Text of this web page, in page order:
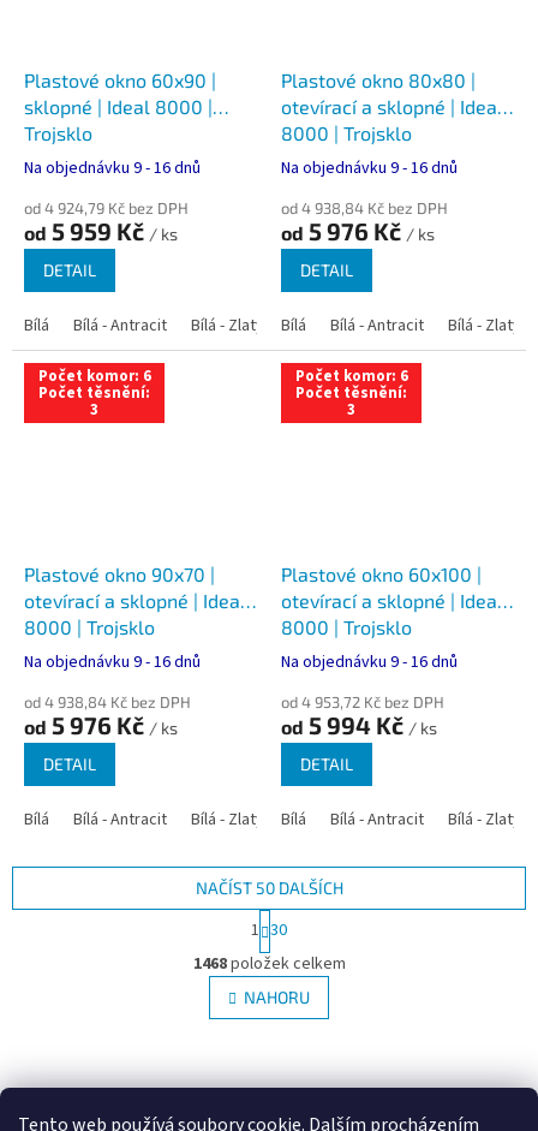
Tento web používá soubory cookie. Dalším procházením
Plastové okno 60x90 |
sklopné | Ideal 8000 |
Trojsklo
Na objednávku 9 - 16 dnů
od 4 924,79 Kč bez DPH
od 5 959 Kč / ks
DETAIL
Bílá Bílá - Antracit Bílá - Zlatý dub Bílá - Tmavý dub Bílá -
Plastové okno 80x80 |
otevírací a sklopné | Ideal
8000 | Trojsklo
Na objednávku 9 - 16 dnů
od 4 938,84 Kč bez DPH
od 5 976 Kč / ks
DETAIL
Bílá Bílá - Antracit Bílá - Zlatý
Počet komor: 6
Počet těsnění:
3
Plastové okno 90x70 |
otevírací a sklopné | Ideal
8000 | Trojsklo
Na objednávku 9 - 16 dnů
od 4 938,84 Kč bez DPH
od 5 976 Kč / ks
DETAIL
Bílá Bílá - Antracit Bílá - Zlatý dub Bílá - Tmavý dub Bílá -
Počet komor: 6
Počet těsnění:
3
Plastové okno 60x100 |
otevírací a sklopné | Ideal
8000 | Trojsklo
Na objednávku 9 - 16 dnů
od 4 953,72 Kč bez DPH
od 5 994 Kč / ks
DETAIL
Bílá Bílá - Antracit Bílá - Zlatý
O
v
l
á
c
NAČÍST 50 DALŠÍCH
S
t
r
á
n
k
á
í
1 30
1468položek celkem
NAHORU
á